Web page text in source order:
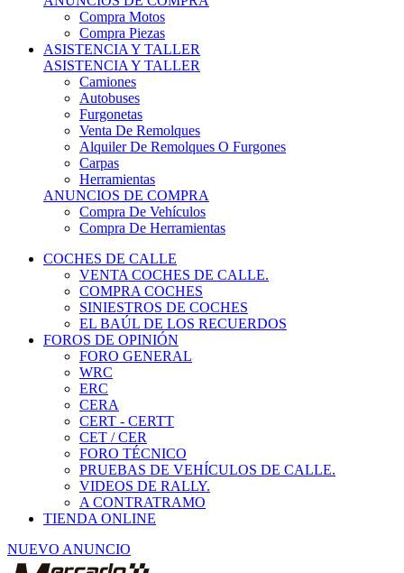
COCHES DE CALLE
VENTA COCHES DE CALLE.
COMPRA COCHES
SINIESTROS DE COCHES
EL BAÚL DE LOS RECUERDOS
FOROS DE OPINIÓN
FORO GENERAL
WRC
ERC
CERA
CERT - CERTT
CET / CER
FORO TÉCNICO
PRUEBAS DE VEHÍCULOS DE CALLE.
VIDEOS DE RALLY.
A CONTRATRAMO
TIENDA ONLINE
NUEVO ANUNCIO
Inicio
Piezas de Competición
Cajas de Cambio
Piñoneria interior de serie, completa para caja de cambios ford
sierra o escort cosworth 4x4